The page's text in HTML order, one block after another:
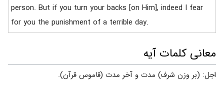
person. But if you turn your backs [on Him], indeed I fear
for you the punishment of a terrible day.
معانی کلمات آیه
اجل: (بر وزن شرف) مدت و آخر مدت (قاموس قرآن).